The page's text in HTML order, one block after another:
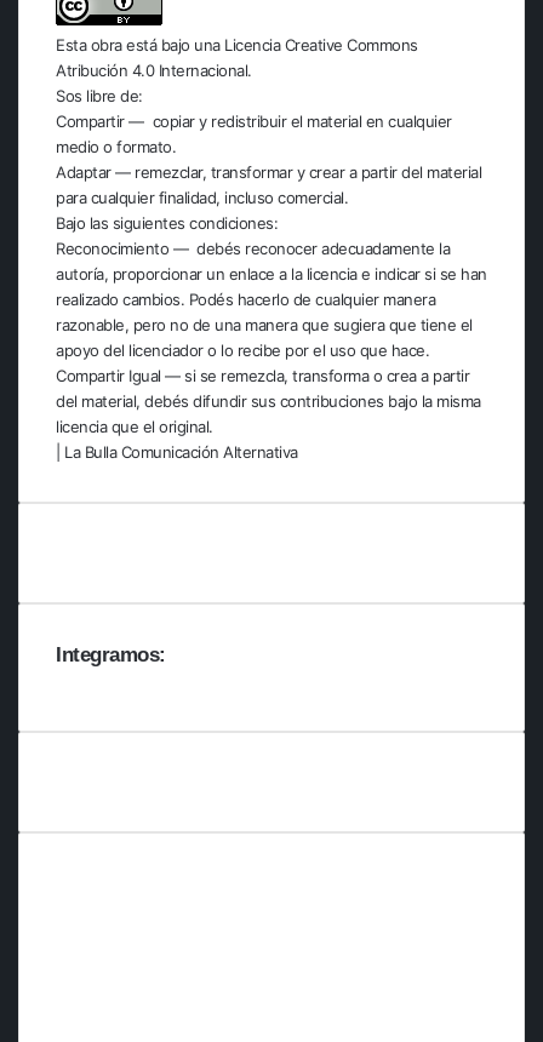
Esta obra está bajo una Licencia Creative Commons
Atribución 4.0 Internacional.
Sos libre de:
Compartir — copiar y redistribuir el material en cualquier
medio o formato.
Adaptar — remezclar, transformar y crear a partir del material
para cualquier finalidad, incluso comercial.
Bajo las siguientes condiciones:
Reconocimiento — debés reconocer adecuadamente la
autoría, proporcionar un enlace a la licencia e indicar si se han
realizado cambios. Podés hacerlo de cualquier manera
razonable, pero no de una manera que sugiera que tiene el
apoyo del licenciador o lo recibe por el uso que hace.
Compartir Igual — si se remezcla, transforma o crea a partir
del material, debés difundir sus contribuciones bajo la misma
licencia que el original.
| La Bulla Comunicación Alternativa
Integramos: